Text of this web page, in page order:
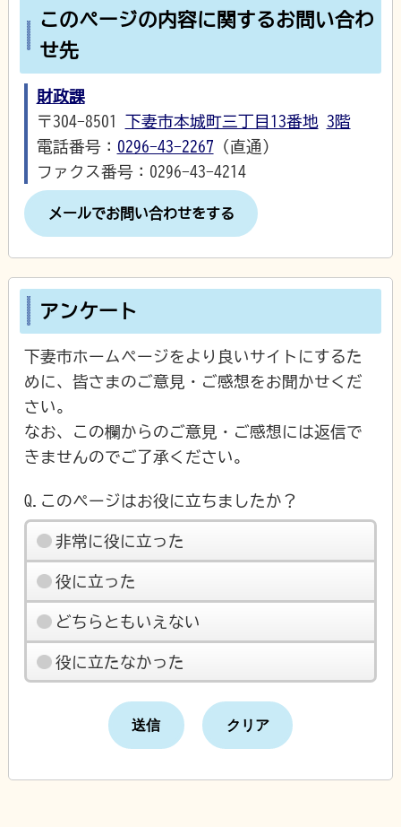
このページの内容に関するお問い合わ
せ先
財政課
〒304-8501 下妻市本城町三丁目13番地 3階
電話番号： 0296-43-2267 （直通）
ファクス番号：0296-43-4214
メールでお問い合わせをする
アンケート
下妻市ホームページをより良いサイトにするた
めに、皆さまのご意見・ご感想をお聞かせくだ
さい。
なお、この欄からのご意見・ご感想には返信で
きませんのでご了承ください。
Q.このページはお役に立ちましたか？
非常に役に立った
役に立った
どちらともいえない
役に立たなかった